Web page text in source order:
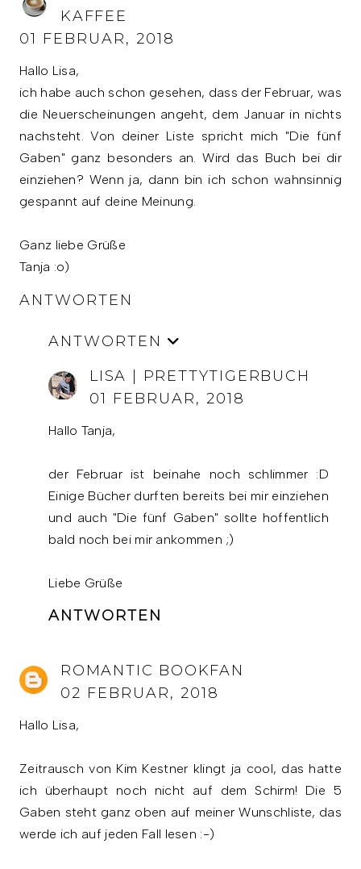
KAFFEE
01 FEBRUAR, 2018
Hallo Lisa,
ich habe auch schon gesehen, dass der Februar, was
die Neuerscheinungen angeht, dem Januar in nichts
nachsteht. Von deiner Liste spricht mich "Die fünf
Gaben" ganz besonders an. Wird das Buch bei dir
einziehen? Wenn ja, dann bin ich schon wahnsinnig
gespannt auf deine Meinung.
Ganz liebe Grüße
Tanja :o)
ANTWORTEN
ANTWORTEN
LISA | PRETTYTIGERBUCH
01 FEBRUAR, 2018
Hallo Tanja,
der Februar ist beinahe noch schlimmer :D
Einige Bücher durften bereits bei mir einziehen
und auch "Die fünf Gaben" sollte hoffentlich
bald noch bei mir ankommen ;)
Liebe Grüße
ANTWORTEN
ROMANTIC BOOKFAN
02 FEBRUAR, 2018
Hallo Lisa,
Zeitrausch von Kim Kestner klingt ja cool, das hatte
ich überhaupt noch nicht auf dem Schirm! Die 5
Gaben steht ganz oben auf meiner Wunschliste, das
werde ich auf jeden Fall lesen :-)